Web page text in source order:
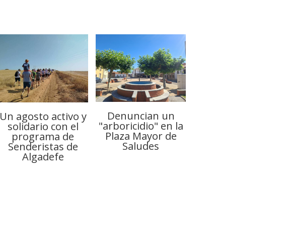
Un agosto activo y
solidario con el
programa de
Senderistas de
Algadefe
Denuncian un
"arboricidio" en la
Plaza Mayor de
Saludes